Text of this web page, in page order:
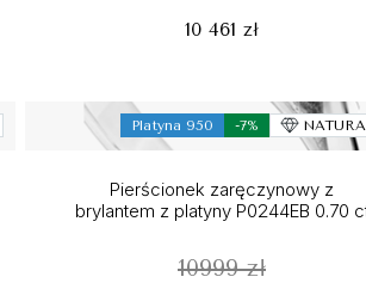
10 461 zł
Platyna 950 -7%
Pierścionek zaręczynowy z
brylantem z platyny P0244EB 0.70
10999 zł